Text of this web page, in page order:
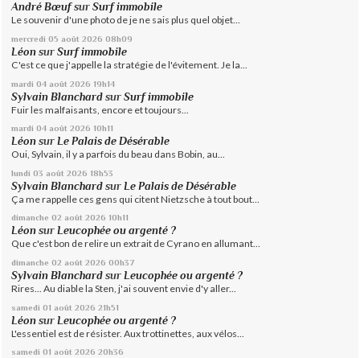
André BœufsurSurf immobile
Le souvenir d'une photo de je ne sais plus quel objet...
mercredi 05 août 2026 08h09
Léon surSurf immobile
C'est ce que j'appelle la stratégie de l'évitement. Je la...
mardi 04 août 2026 19h14
Sylvain Blanchard surSurf immobile
Fuir les malfaisants, encore et toujours...
mardi 04 août 2026 10h11
Léon surLe Palais de Désérable
Oui, Sylvain, il y a parfois du beau dans Bobin, au...
lundi 03 août 2026 18h53
Sylvain Blanchard sur Le Palais de Désérable
Ça me rappelle ces gens qui citent Nietzsche à tout bout...
dimanche 02 août 2026 10h11
Léon surLeucophée ou argenté ?
Que c'est bon de relire un extrait de Cyrano en allumant...
dimanche 02 août 2026 00h37
Sylvain Blanchard sur Leucophée ou argenté ?
Rires... Au diable la Sten, j'ai souvent envie d'y aller...
samedi 01 août 2026 21h51
Léon sur Leucophée ou argenté ?
L'essentiel est de résister. Aux trottinettes, aux vélos...
samedi 01 août 2026 20h36